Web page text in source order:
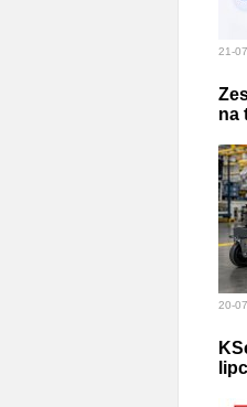
21-
na
20-